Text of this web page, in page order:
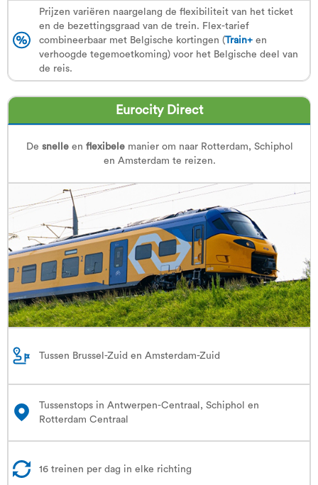
Prijzen variëren naargelang de flexibiliteit van het ticket
en de bezettingsgraad van de trein. Flex-tarief
combineerbaar met Belgische kortingen (Train+ en
verhoogde tegemoetkoming) voor het Belgische deel van
de reis.
Eurocity Direct
De snelle en flexibele manier om naar Rotterdam, Schiphol
en Amsterdam te reizen.
Tussen Brussel-Zuid en Amsterdam-Zuid
Tussenstops in Antwerpen-Centraal, Schiphol en
Rotterdam Centraal
16 treinen per dag in elke richting